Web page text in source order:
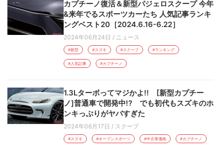
カプチーノ復活＆新型パジェロスクープ 今年
&来年でるスポーツカーたち 人気記事ランキ
ングベスト20［2024.6.16-6.22］
2024年06月24日 / ニュース
#新型 #スズキ #スクープ #ランキング
#人気記事 #カプチーノ
1.3Lターボってマジかよ!! [新型カプチー
ノ]普通車で開発中!? でも初代もスズキのホ
ンキっぷりがヤバすぎた
2024年06月17日 / スクープ
#スズキ #オープンスポーツ #中古車価格 #カプチーノ